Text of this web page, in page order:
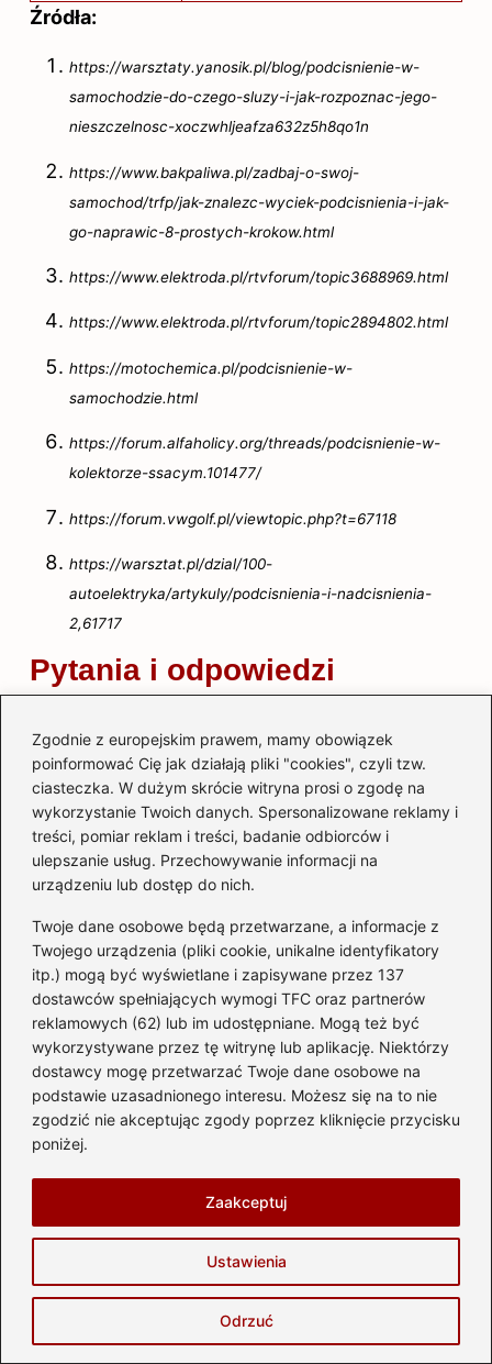
Zgodnie z europejskim prawem, mamy obowiązek
poinformować Cię jak działają pliki "cookies", czyli tzw.
ciasteczka. W dużym skrócie witryna prosi o zgodę na
wykorzystanie Twoich danych. Spersonalizowane reklamy i
treści, pomiar reklam i treści, badanie odbiorców i
ulepszanie usług. Przechowywanie informacji na
urządzeniu lub dostęp do nich.
Twoje dane osobowe będą przetwarzane, a informacje z
Twojego urządzenia (pliki cookie, unikalne identyfikatory
itp.) mogą być wyświetlane i zapisywane przez 137
dostawców spełniających wymogi TFC oraz partnerów
reklamowych (62) lub im udostępniane. Mogą też być
wykorzystywane przez tę witrynę lub aplikację. Niektórzy
dostawcy mogę przetwarzać Twoje dane osobowe na
podstawie uzasadnionego interesu. Możesz się na to nie
zgodzić nie akceptując zgody poprzez kliknięcie przycisku
poniżej.
Ustawienia
Odrzuć
Zaakceptuj
Źródła:
https://warsztaty.yanosik.pl/blog/podcisnienie-w-
samochodzie-do-czego-sluzy-i-jak-rozpoznac-jego-
nieszczelnosc-xoczwhljeafza632z5h8qo1n
https://www.bakpaliwa.pl/zadbaj-o-swoj-
samochod/trfp/jak-znalezc-wyciek-podcisnienia-i-jak-
go-naprawic-8-prostych-krokow.html
https://www.elektroda.pl/rtvforum/topic3688969.html
https://www.elektroda.pl/rtvforum/topic2894802.html
https://motochemica.pl/podcisnienie-w-
samochodzie.html
https://forum.alfaholicy.org/threads/podcisnienie-w-
kolektorze-ssacym.101477/
https://forum.vwgolf.pl/viewtopic.php?t=67118
https://warsztat.pl/dzial/100-
autoelektryka/artykuly/podcisnienia-i-nadcisnienia-
2,61717
Pytania i odpowiedzi
Dlaczego pomiar podciśnienia w
samochodzie jest ważny?
Pomiar podciśnienia jest kluczowy dla
prawidłowego funkcjonowania silnika,
hamulców i turbosprężarek. Bez stabilnego
podciśnienia, auto traci moc, a jego elementy
Jakie narzędzie jest potrzebne do pomiaru
podciśnienia?
Manometr próżniowy, znany również jako
wakuometr, jest niezbędnym narzędziem do
pomiaru podciśnienia. Dzięki niemu można
uzyskać precyzyjne wyniki dotyczące stanu
układu dolotowego.
Jakie są normy pomiarowe podciśnienia?
Wartości podciśnienia powinny utrzymywać
się w przedziale od 24 do 29 mbar podczas
jazdy na biegu jałowym. Jeżeli wskaźnik
zaczyna skakać lub spada poniżej 6,5 mbar,